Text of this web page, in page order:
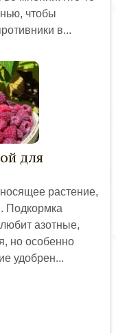
чтобы
в...
для
растение,
Подкормка
азотные,
но особенно
удобрен...